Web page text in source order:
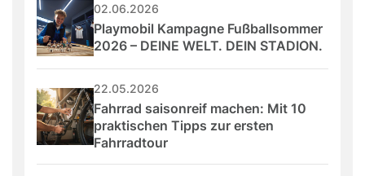
02.06.2026
Playmobil Kampagne Fußballsommer
2026 – DEINE WELT. DEIN STADION.
22.05.2026
Fahrrad saisonreif machen: Mit 10
praktischen Tipps zur ersten
Fahrradtour